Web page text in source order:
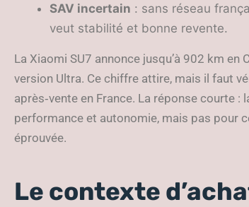
SAV incertain : sans réseau
veut stabilité et bonne revente.
La Xiaomi SU7 annonce jusqu’à 902 km
version Ultra. Ce chiffre attire, mais il faut
après‑vente en France. La réponse courte
performance et autonomie, mais pas pour
éprouvée.
Le contexte